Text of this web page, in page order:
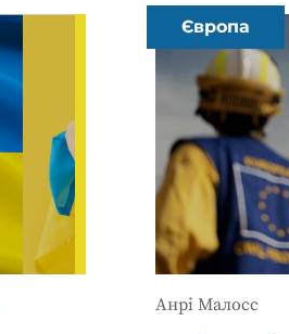
Європа
Анрі Малосс